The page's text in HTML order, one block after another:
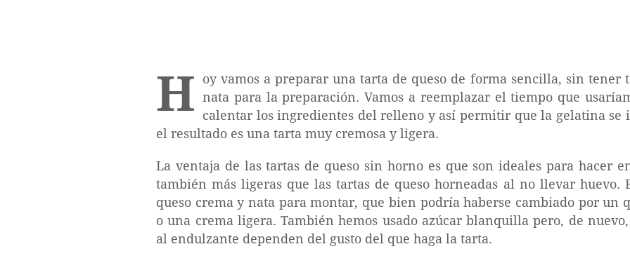
H
oy vamos a preparar una tarta de queso de forma sencilla, sin tener
nata para la preparación. Vamos a reemplazar el tiempo que
calentar los ingredientes del relleno y así permitir que la gelatina se
el resultado es una tarta muy cremosa y ligera.
La ventaja de las tartas de queso sin horno es que son ideales para hacer
también más ligeras que las tartas de queso horneadas al no llevar huevo.
queso crema y nata para montar, que bien podría haberse cambiado por un
o una crema ligera. También hemos usado azúcar blanquilla pero, de
al endulzante dependen del gusto del que haga la tarta.